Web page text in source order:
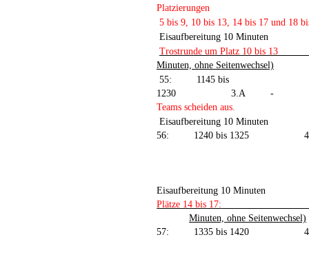
Platzierungen
5 bis 9, 10 bis 13, 14 bis 17 und 18
Eisaufbereitung 10 Minuten
Trostrunde um Platz 10 bis 13
Minuten, ohne Seitenwechsel)
55:
1145 bis
1230
3.A
-
Teams scheiden aus.
Eisaufbereitung 10 Minuten
56:
1240 bis 1325
Eisaufbereitung 10 Minuten
Plätze 14 bis 17:
Minuten, ohne Seitenwechsel)
57:
1335 bis 1420